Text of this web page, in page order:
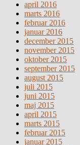
april 2016
marts 2016
februar 2016
januar 2016
december 2015
november 2015
oktober 2015
september 2015
august 2015
juli 2015
juni 2015
maj 2015
april 2015
marts 2015
februar 2015
januar 2015